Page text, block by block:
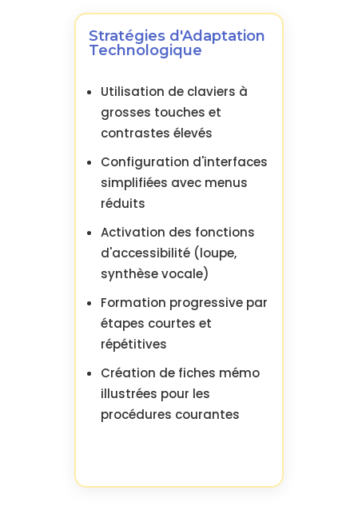
Stratégies d'Adaptation
Technologique
Utilisation de claviers à
grosses touches et
contrastes élevés
Configuration d'interfaces
simplifiées avec menus
réduits
Activation des fonctions
d'accessibilité (loupe,
synthèse vocale)
Formation progressive par
étapes courtes et
répétitives
Création de fiches mémo
illustrées pour les
procédures courantes